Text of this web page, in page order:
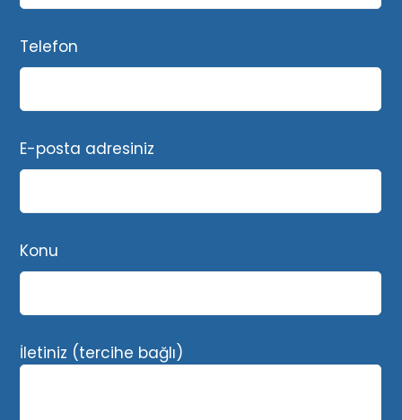
Telefon
E-posta adresiniz
Konu
İletiniz (tercihe bağlı)